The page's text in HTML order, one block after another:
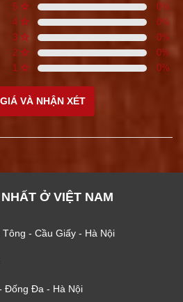
5 0%
4
0%
3
0%
2
0%
1
0%
VÀ NHẬN XÉT
Ở VIỆT NAM
- Cầu Giấy - Hà Nội
Đống Đa - Hà Nội